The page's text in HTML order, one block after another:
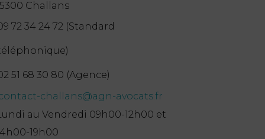
Challans
72 34 24 72 (Standard
51 68 30 80 (Agence)
challans@agn-avocats.fr
au Vendredi 09h00-12h00 et
19h00